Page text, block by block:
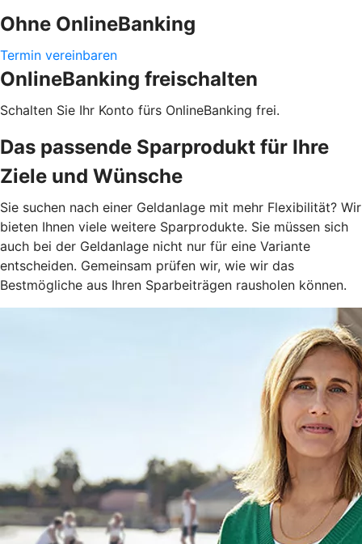
Ohne OnlineBanking
Termin vereinbaren
OnlineBanking freischalten
Schalten Sie Ihr Konto fürs OnlineBanking frei.
Das passende Sparprodukt für Ihre
Ziele und Wünsche
Sie suchen nach einer Geldanlage mit mehr Flexibilität? Wir
bieten Ihnen viele weitere Sparprodukte. Sie müssen sich
auch bei der Geldanlage nicht nur für eine Variante
entscheiden. Gemeinsam prüfen wir, wie wir das
Bestmögliche aus Ihren Sparbeiträgen rausholen können.